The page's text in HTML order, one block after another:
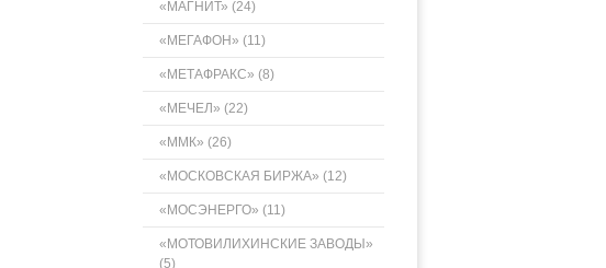
«МАГНИТ» (24)
«МЕГАФОН» (11)
«МЕТАФРАКС» (8)
«МЕЧЕЛ» (22)
«ММК» (26)
«МОСКОВСКАЯ БИРЖА» (12)
«МОСЭНЕРГО» (11)
«МОТОВИЛИХИНСКИЕ ЗАВОДЫ»
(5)